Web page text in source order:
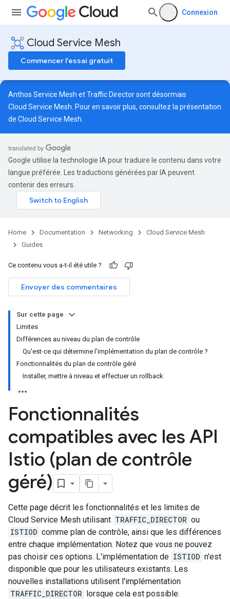
Connexion
Cloud Service Mesh
Commencer l'essai gratuit
Anthos Service Mesh et Traffic Director sont désormais
Cloud Service Mesh. Pour en savoir plus, consultez la présentation
de Cloud Service Mesh
Google utilise la technologie IA pour traduire le contenu dans votre
langue préférée. Les traductions générées par IA peuvent
contenir des erreurs.
Home Documentation Networking
Cloud Service Mesh
Guides
Ce contenu vous a-t-il été utile ?
Envoyer des commentaires
Sur cette page
Limites
Différences au niveau du plan de contrôle
Qu'est-ce qui détermine l'implémentation du plan de contrôle ?
Fonctionnalités du plan de contrôle géré
Installer, mettre à niveau et effectuer un rollback
Fonctionnalités
compatibles avec les API
Istio (plan de contrôle
géré)
Cette page décrit les fonctionnalités et les limites de
Cloud Service Mesh utilisant TRAFFIC_DIRECTOR ou
ISTIOD comme plan de contrôle, ainsi que les différences
entre chaque implémentation. Notez que vous ne pouvez
pas choisir ces options. L'implémentation de ISTIOD n'est
disponible que pour les utilisateurs existants. Les
nouvelles installations utilisent l'implémentation
TRAFFIC_DIRECTOR lorsque cela est possible.